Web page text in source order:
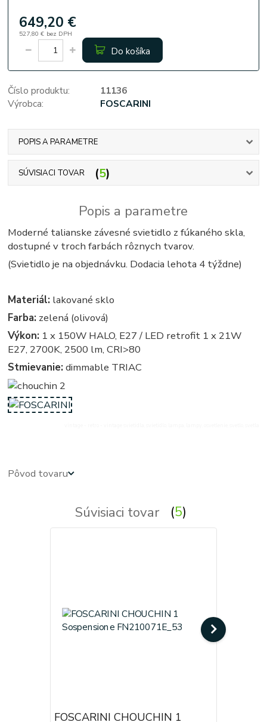
649,20 €
527,80 € bez DPH
Do košíka
Číslo produktu:
11136
Výrobca:
FOSCARINI
POPIS A PARAMETRE
SÚVISIACI TOVAR 5
Popis a parametre
Moderné talianske závesné svietidlo z fúkaného skla,
dostupné v troch farbách rôznych tvarov.
(Svietidlo je na objednávku. Dodacia lehota 4 týždne)
Materiál: lakované sklo
Farba: zelená (olivová)
Výkon: 1 x 150W HALO, E27 / LED retrofit 1 x 21W
E27, 2700K, 2500 lm, CRI>80
Stmievanie: dimmable TRIAC
Pôvod tovaru
Súvisiaci tovar 5
FOSCARINI CHOUCHIN 1